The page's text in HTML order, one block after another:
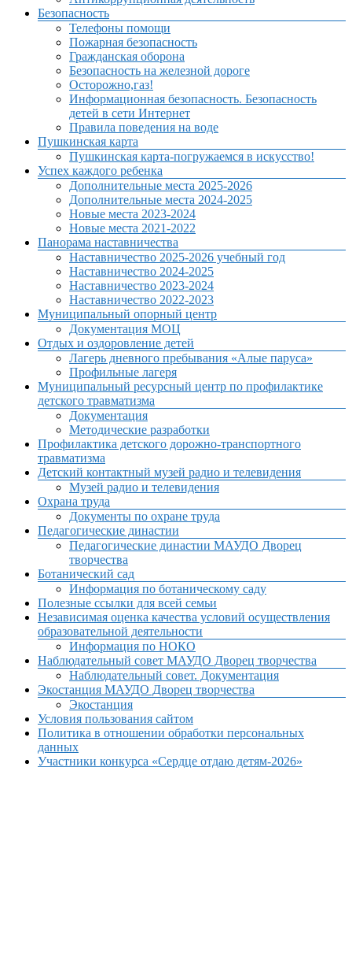
Безопасность
Телефоны помощи
Пожарная безопасность
Гражданская оборона
Безопасность на железной дороге
Осторожно,газ!
Информационная безопасность. Безопасность
детей в сети Интернет
Правила поведения на воде
Пушкинская карта
Пушкинская карта-погружаемся в искусство!
Успех каждого ребенка
Дополнительные места 2025-2026
Дополнительные места 2024-2025
Новые места 2023-2024
Новые места 2021-2022
Панорама наставничества
Наставничество 2025-2026 учебный год
Наставничество 2024-2025
Наставничество 2023-2024
Наставничество 2022-2023
Муниципальный опорный центр
Документация МОЦ
Отдых и оздоровление детей
Лагерь дневного пребывания «Алые паруса»
Профильные лагеря
Муниципальный ресурсный центр по профилактике
детского травматизма
Документация
Методические разработки
Профилактика детского дорожно-транспортного
травматизма
Детский контактный музей радио и телевидения
Музей радио и телевидения
Охрана труда
Документы по охране труда
Педагогические династии
Педагогические династии МАУДО Дворец
творчества
Ботанический сад
Информация по ботаническому саду
Полезные ссылки для всей семьи
Независимая оценка качества условий осуществления
образовательной деятельности
Информация по НОКО
Наблюдательный совет МАУДО Дворец творчества
Наблюдательный совет. Документация
Экостанция МАУДО Дворец творчества
Экостанция
Условия пользования сайтом
Политика в отношении обработки персональных
данных
Участники конкурса «Сердце отдаю детям-2026»